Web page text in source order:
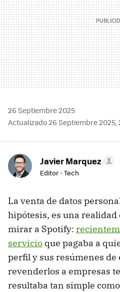
26 Septiembre 2025
Actualizado 26 Septiembre 2025,
Javier Marquez
Editor - Tech
La venta de datos
hipótesis, es una realidad
mirar a Spotify:
servicio que pagaba a
perfil y sus resúmenes de
revenderlos a empresas
resultaba tan simple